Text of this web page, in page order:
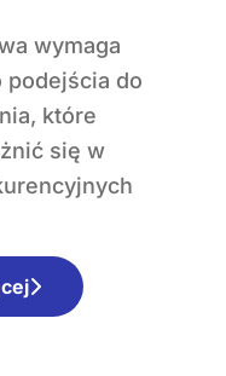
podejścia do
które
się w